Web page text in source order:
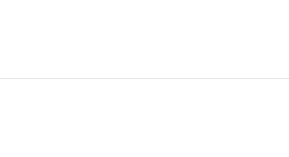
このアトリエのココに注目！
人気のお花屋さん